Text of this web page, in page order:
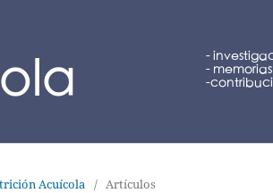
Acuícola / Artículos